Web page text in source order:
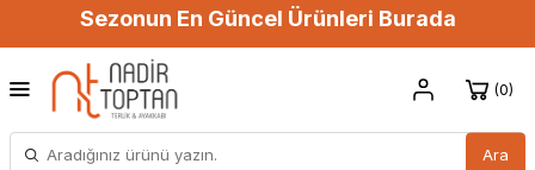
Sezonun En Güncel Ürünleri Burada
Ara
0